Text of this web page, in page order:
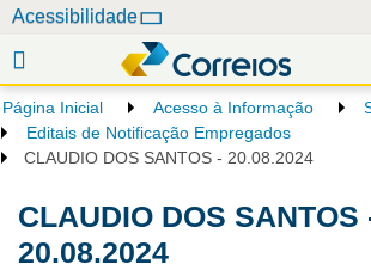
e
g
a
Acessibilidade
Página Inicial Acesso à Informação
Editais de Notificação Empregados
CLAUDIO DOS SANTOS - 20.08.2024
CLAUDIO DOS SANTOS
20.08.2024